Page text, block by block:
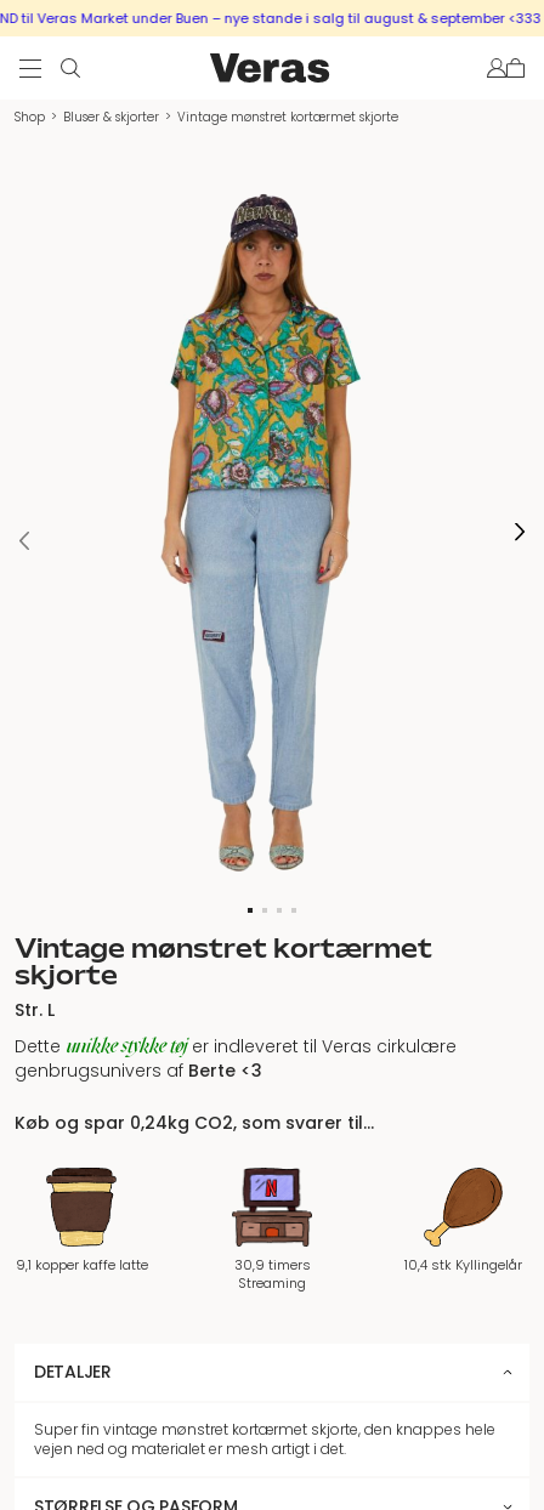
til Veras Market under Buen – nye stande i salg til august & september <333
Shop > Bluser & skjorter > Vintage mønstret kortærmet skjorte
Vintage mønstret kortærmet
skjorte
Str. L
Dette unikke stykke tøjer indleveret til Veras cirkulære
genbrugsunivers af Berte <3
Køb og spar 0,24kg CO2, som svarer til…
9,1 kopper kaffe latte
30,9 timers
Streaming
10,4 stk Kyllingelår
DETALJER
Super fin vintage mønstret kortærmet skjorte, den knappes hele
vejen ned og materialet er mesh artigt i det.